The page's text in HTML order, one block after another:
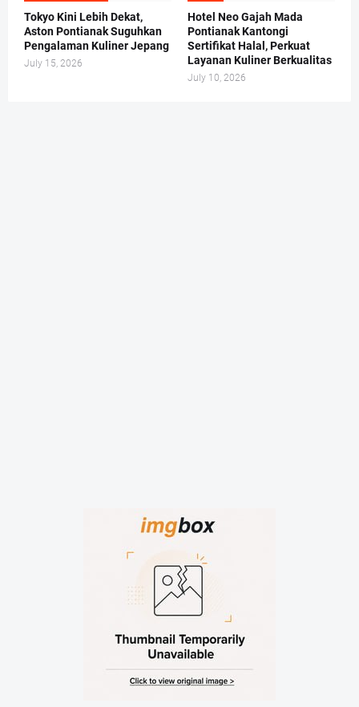
Tokyo Kini Lebih Dekat,
Aston Pontianak Suguhkan
Pengalaman Kuliner Jepang
July 15, 2026
Hotel Neo Gajah Mada
Pontianak Kantongi
Sertifikat Halal, Perkuat
Layanan Kuliner Berkualitas
July 10, 2026